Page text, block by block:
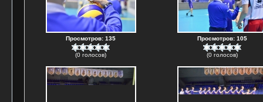
Просмотров: 135
(0 голосов)
Просмотров: 105
(0 голосов)